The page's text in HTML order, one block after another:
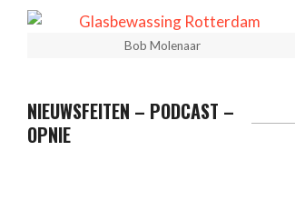
Bob Molenaar
NIEUWSFEITEN – PODCAST –
OPNIE